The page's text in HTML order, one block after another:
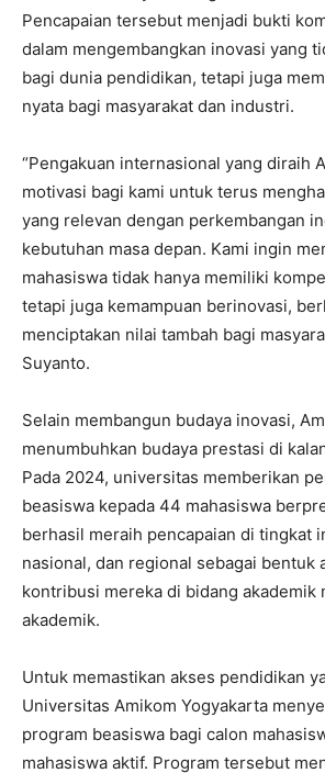
Pencapaian tersebut menjadi bukti
dalam mengembangkan inovasi yang
bagi dunia pendidikan, tetapi juga
nyata bagi masyarakat dan industri.
“Pengakuan internasional yang diraih
motivasi bagi kami untuk terus
yang relevan dengan perkembangan
kebutuhan masa depan. Kami ingin
mahasiswa tidak hanya memiliki
tetapi juga kemampuan berinovasi,
menciptakan nilai tambah bagi
Suyanto.
Selain membangun budaya inovasi,
menumbuhkan budaya prestasi di
Pada 2024, universitas memberikan
beasiswa kepada 44 mahasiswa
berhasil meraih pencapaian di tingkat
nasional, dan regional sebagai bentuk
kontribusi mereka di bidang akademik
akademik.
Untuk memastikan akses pendidikan
Universitas Amikom Yogyakarta
program beasiswa bagi calon
mahasiswa aktif. Program tersebut